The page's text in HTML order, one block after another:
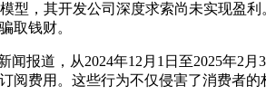
，其开发公司深度求索尚未实现盈利
取钱财。
道，从2024年12月1日至2025年2月
费用。这些行为不仅侵害了消费者的